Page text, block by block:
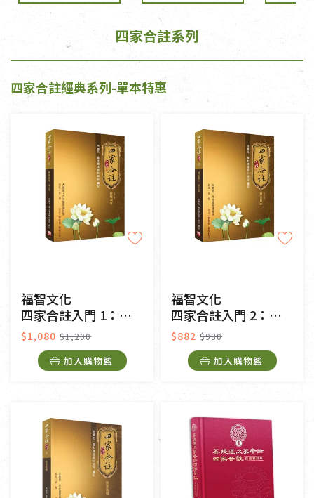
四家合註系列
四家合註經典系列-單本特惠
福智文化
四家合註入門 1：皈敬頌等
$1,080 $1,200
加入購物籃
福智文化
四家合註入門 2：親近善士
$882 $980
加入購物籃